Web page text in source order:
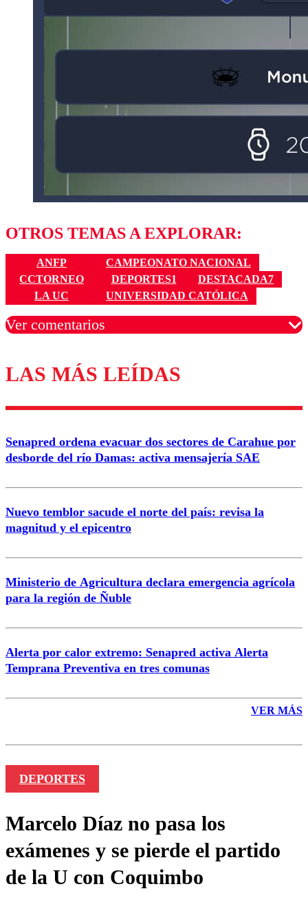
OTROS TEMAS A EXPLORAR:
ANFP
CAMPEONATO NACIONAL
CCTORNEO
DEPORTES1
DESTACADA7
LA UC
UNIVERSIDAD CATÓLICA
Ver comentarios
Los comentarios son moderados para garantizar un
diálogo respetuoso.
Nombre
Correo
LAS MÁS LEÍDAS
Senapred ordena evacuar dos sectores de Carahue por
desborde del río Damas: activa mensajería SAE
Nuevo temblor sacude el norte del país: revisa la
magnitud y el epicentro
Ministerio de Agricultura declara emergencia agrícola
para la región de Ñuble
Alerta por calor extremo: Senapred activa Alerta
Temprana Preventiva en tres comunas
VER MÁS
DEPORTES
Marcelo Díaz no pasa los
exámenes y se pierde el partido
de la U con Coquimbo